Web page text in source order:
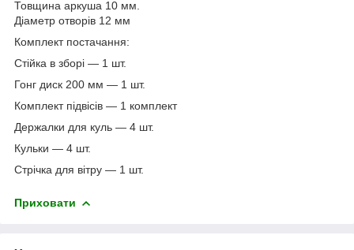
Товщина аркуша 10 мм.
Діаметр отворів 12 мм
Комплект постачання:
Стійка в зборі — 1 шт.
Гонг диск 200 мм — 1 шт.
Комплект підвісів — 1 комплект
Держалки для куль — 4 шт.
Кульки — 4 шт.
Стрічка для вітру — 1 шт.
Приховати